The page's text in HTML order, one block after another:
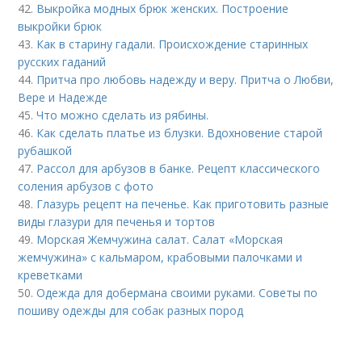
42. Выкройка модных брюк женских. Построение
выкройки брюк
43. Как в старину гадали. Происхождение старинных
русских гаданий
44. Притча про любовь надежду и веру. Притча о Любви,
Вере и Надежде
45.Что можно сделать из рябины.
46. Как сделать платье из блузки. Вдохновение старой
рубашкой
47. Рассол для арбузов в банке. Рецепт классического
соления арбузов с фото
48. Глазурь рецепт на печенье. Как приготовить разные
виды глазури для печенья и тортов
49. Морская Жемчужина салат. Салат «Морская
жемчужина» с кальмаром, крабовыми палочками и
креветками
50.Одежда для добермана своими руками. Советы по
пошиву одежды для собак разных пород